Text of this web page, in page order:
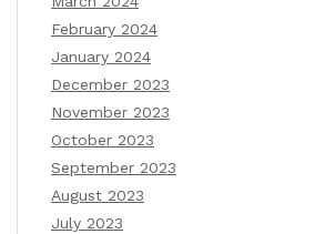
February 2024
January 2024
December 2023
November 2023
October 2023
September 2023
August 2023
July 2023